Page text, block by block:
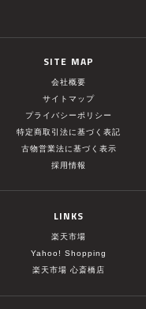
SITE MAP
会社概要
サイトマップ
プライバシーポリシー
特定商取引法に基づく表記
古物営業法に基づく表示
採用情報
LINKS
楽天市場
Yahoo! Shopping
楽天市場 心斎橋店